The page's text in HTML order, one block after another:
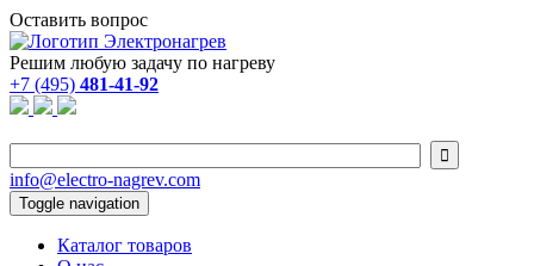
Оставить вопрос
Решим любую задачу по нагреву
+7 (495) 481-41-92

info@electro-nagrev.com
Toggle navigation
Каталог товаров